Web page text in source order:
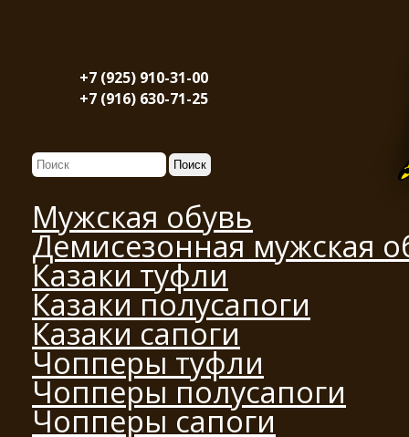
+7 (925) 910-31-00
+7 (916) 630-71-25
Мужская обувь
Демисезонная мужская
Казаки туфли
Казаки полусапоги
Казаки сапоги
Чопперы туфли
Чопперы полусапоги
Чопперы сапоги